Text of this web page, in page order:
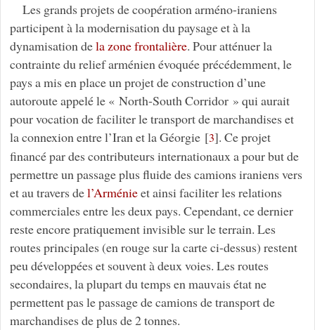
Les grands projets de coopération arméno-iraniens
participent à la modernisation du paysage et à la
dynamisation dela zone frontalière. Pour atténuer la
contrainte du relief arménien évoquée précédemment, le
pays a mis en place un projet de construction d’une
autoroute appelé le « North-South Corridor » qui aurait
pour vocation de faciliter le transport de marchandises et
la connexion entre l’Iran et la Géorgie[3]. Ce projet
financé par des contributeurs internationaux a pour but de
permettre un passage plus fluide des camions iraniens vers
et au travers del’Arménieet ainsi faciliter les relations
commerciales entre les deux pays. Cependant, ce dernier
reste encore pratiquement invisible sur le terrain. Les
routes principales (en rouge sur la carte ci-dessus) restent
peu développées et souvent à deux voies. Les routes
secondaires, la plupart du temps en mauvais état ne
permettent pas le passage de camions de transport de
marchandises de plus de 2 tonnes.